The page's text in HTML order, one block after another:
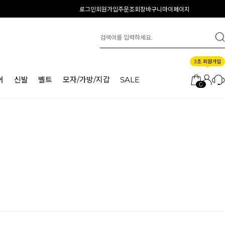
로그인회원가입주문조회장바구니 마이페이지
신발 벨트 모자/가방/지갑 SALE 0
3초 회원가입